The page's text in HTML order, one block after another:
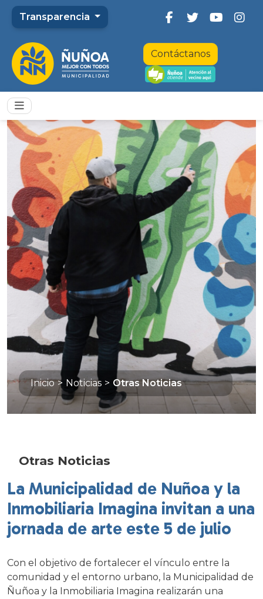
Transparencia
Contáctanos
Inicio > Noticias > Otras Noticias
Otras Noticias
La Municipalidad de Nuñoa y la
Inmobiliaria Imagina invitan a una
jornada de arte este 5 de julio
Con el objetivo de fortalecer el vínculo entre la
comunidad y el entorno urbano, la Municipalidad de
Ñuñoa y la Inmobiliaria Imagina realizarán una